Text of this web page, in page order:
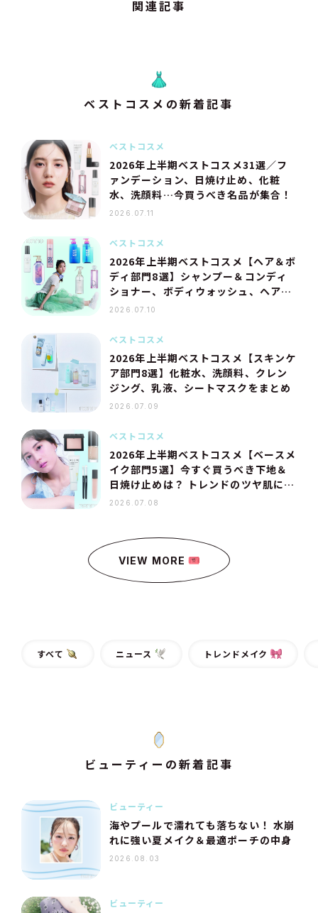
関連記事
ベストコスメの新着記事
ベストコスメ
2026年上半期ベストコスメ31選／フ
ァンデーション、日焼け止め、化粧
水、洗顔料…今買うべき名品が集合！
2026.07.11
ベストコスメ
2026年上半期ベストコスメ【ヘア＆ボ
ディ部門8選】シャンプー＆コンディ
ショナー、ボディウォッシュ、ヘアオ
イル…美容プロのおすすめは？
2026.07.10
ベストコスメ
2026年上半期ベストコスメ【スキンケ
ア部門8選】化粧水、洗顔料、クレン
ジング、乳液、シートマスクをまとめ
2026.07.09
ベストコスメ
2026年上半期ベストコスメ【ベースメ
イク部門5選】今すぐ買うべき下地＆
日焼け止めは？ トレンドのツヤ肌にな
れるファンデーション、パウダーも
2026.07.08
VIEW MORE
すべて ニュース トレンドメイク
ビューティーの新着記事
ビューティー
海やプールで濡れても落ちない！ 水崩
れに強い夏メイク＆最適ポーチの中身
2026.08.03
ビューティー